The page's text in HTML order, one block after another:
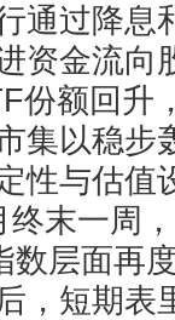
过降息
资金流向
份额回升
集以稳步
性与估值
末一周，
数层面再
，短期表